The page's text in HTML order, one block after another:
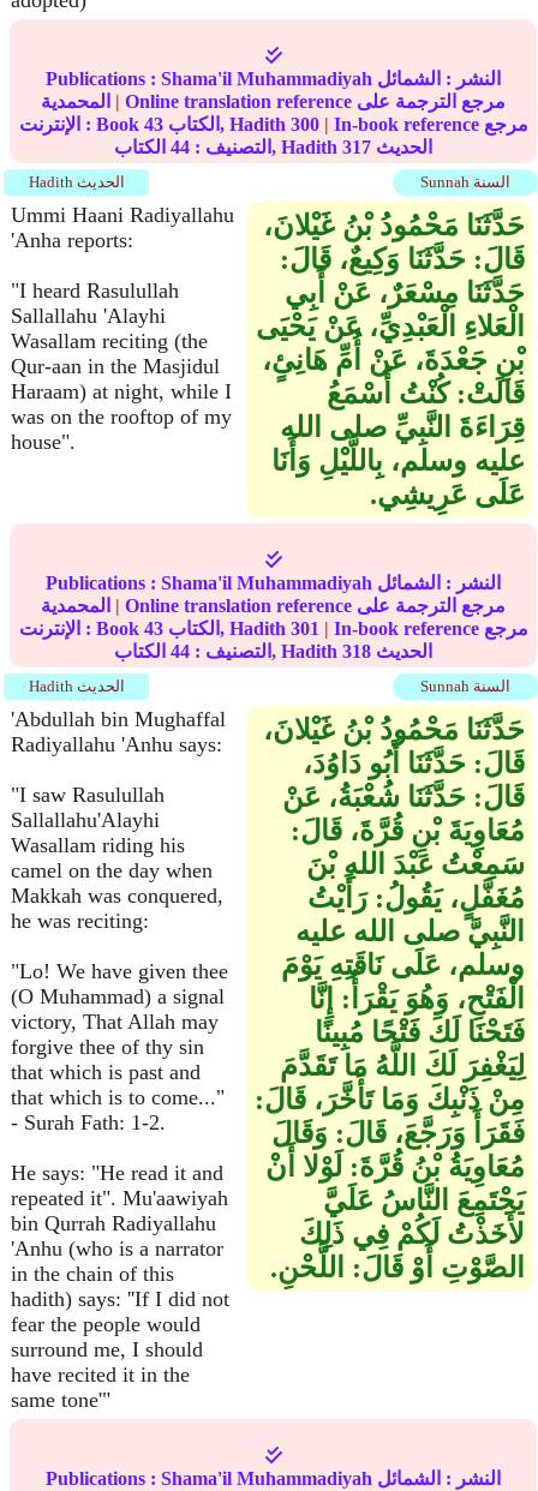
Publications : Shama'il Muhammadiyah النشر : الشمائل
المحمدية | Online translation reference مرجع الترجمة على
الإنترنت : Book 43 الكتاب, Hadith 300 | In-book reference مرجع
التصنيف : 44 الكتاب, Hadith 317 الحديث
Sunnah السنة Hadith الحديث
Ummi Haani Radiyallahu
'Anha reports:
"I heard Rasulullah
Sallallahu 'Alayhi
Wasallam reciting (the
Qur-aan in the Masjidul
Haraam) at night, while I
was on the rooftop of my
house".
حَدَّثَنَا مَحْمُودُ بْنُ غَيْلانَ،
قَالَ‏:‏ حَدَّثَنَا وَكِيعٌ، قَالَ‏:‏
حَدَّثَنَا مِسْعَرٌ، عَنْ أَبِي
الْعَلاءِ الْعَبْدِيِّ، عَنْ يَحْيَى
بْنِ جَعْدَةَ، عَنْ أُمِّ هَانِئٍ،
قَالَتْ‏:‏ كُنْتُ أَسْمَعُ
قِرَاءَةَ النَّبِيِّ صلى الله
عليه وسلم، بِاللَّيْلِ وَأَنَا
عَلَى عَرِيشِي‏.‏
Publications : Shama'il Muhammadiyah النشر : الشمائل
المحمدية | Online translation reference مرجع الترجمة على
الإنترنت : Book 43 الكتاب, Hadith 301 | In-book reference مرجع
التصنيف : 44 الكتاب, Hadith 318 الحديث
Sunnah السنة Hadith الحديث
'Abdullah bin Mughaffal
Radiyallahu 'Anhu says:
"I saw Rasulullah
Sallallahu'Alayhi
Wasallam riding his
camel on the day when
Makkah was conquered,
he was reciting:
"Lo! We have given thee
(O Muhammad) a signal
victory, That Allah may
forgive thee of thy sin
that which is past and
that which is to come..."
- Surah Fath: 1-2.
He says: "He read it and
repeated it". Mu'aawiyah
bin Qurrah Radiyallahu
'Anhu (who is a narrator
in the chain of this
hadith) says: ''If I did not
fear the people would
surround me, I should
have recited it in the
same tone'"
حَدَّثَنَا مَحْمُودُ بْنُ غَيْلانَ،
قَالَ‏:‏ حَدَّثَنَا أَبُو دَاوُدَ،
قَالَ‏:‏ حَدَّثَنَا شُعْبَةُ، عَنْ
مُعَاوِيَةَ بْنِ قُرَّةَ، قَالَ‏:‏
سَمِعْتُ عَبْدَ اللهِ بْنَ
مُغَفَّلٍ، يَقُولُ‏:‏ رَأَيْتُ
النَّبِيَّ صلى الله عليه
وسلم، عَلَى نَاقَتِهِ يَوْمَ
الْفَتْحِ، وَهُوَ يَقْرَأُ‏:‏ إِنَّا
فَتَحْنَا لَكَ فَتْحًا مُبِينًا
لِيَغْفِرَ لَكَ اللَّهُ مَا تَقَدَّمَ
مِنْ ذَنْبِكَ وَمَا تَأَخَّرَ، قَالَ‏:‏
فَقَرَأَ وَرَجَّعَ، قَالَ‏:‏ وَقَالَ
مُعَاوِيَةُ بْنُ قُرَّةَ‏:‏ لَوْلا أَنْ
يَجْتَمِعَ النَّاسُ عَلَيَّ
لأَخَذْتُ لَكُمْ فِي ذَلِكَ
الصَّوْتِ أَوْ قَالَ‏:‏ اللَّحْنِ‏.‏
Publications : Shama'il Muhammadiyah النشر : الشمائل